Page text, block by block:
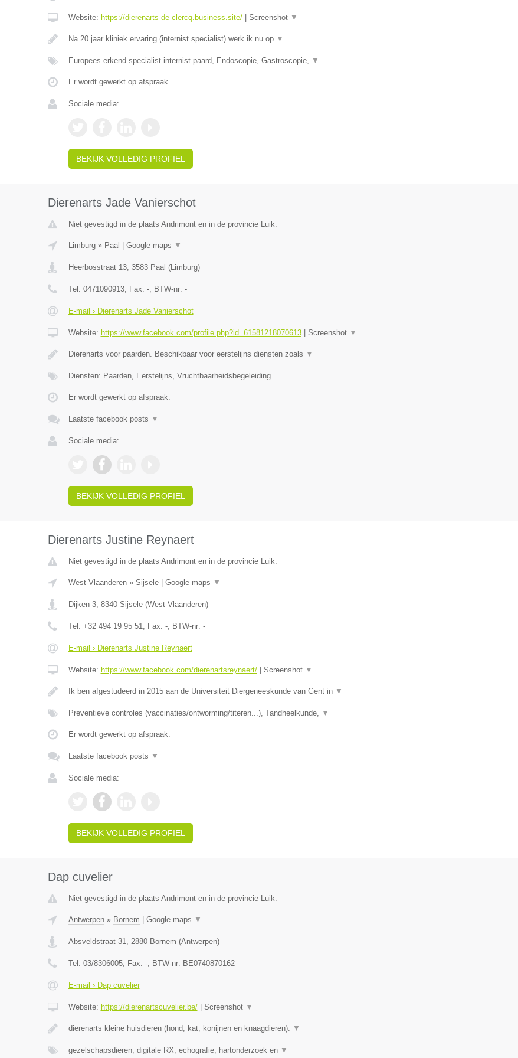
Website: https://dierenarts-de-clercq.business.site/| Screenshot ▼
Na 20 jaar kliniek ervaring (internist specialist) werk ik nu op ▼
Europees erkend specialist internist paard, Endoscopie, Gastroscopie, ▼
Er wordt gewerkt op afspraak.
Sociale media:
BEKIJK VOLLEDIG PROFIEL
Dierenarts Jade Vanierschot
Niet gevestigd in de plaats Andrimont en in de provincie Luik.
Limburg» Paal Google maps ▼
Heerbosstraat 13, 3583 Paal (Limburg)
Tel: 0471090913, Fax: -, BTW-nr: -
E-mail › Dierenarts Jade Vanierschot
Website: https://www.facebook.com/profile.php?id=61581218070613| Screenshot ▼
Dierenarts voor paarden. Beschikbaar voor eerstelijns diensten zoals ▼
Diensten: Paarden, Eerstelijns, Vruchtbaarheidsbegeleiding
Er wordt gewerkt op afspraak.
Laatste facebook posts ▼
Sociale media:
BEKIJK VOLLEDIG PROFIEL
Dierenarts Justine Reynaert
Niet gevestigd in de plaats Andrimont en in de provincie Luik.
West-Vlaanderen» Sijsele| Google maps ▼
Dijken 3, 8340 Sijsele(West-Vlaanderen)
Tel: +32 494 19 95 51, Fax: -, BTW-nr: -
E-mail › Dierenarts Justine Reynaert
Website: https://www.facebook.com/dierenartsreynaert/| Screenshot ▼
Ik ben afgestudeerd in 2015 aan de Universiteit Diergeneeskunde van Gent in ▼
Preventieve controles (vaccinaties/ontworming/titeren...), Tandheelkunde, ▼
Er wordt gewerkt op afspraak.
Laatste facebook posts ▼
Sociale media:
BEKIJK VOLLEDIG PROFIEL
Dap cuvelier
Niet gevestigd in de plaats Andrimont en in de provincie Luik.
Antwerpen» Bornem Google maps ▼
Absveldstraat 31, 2880 Bornem (Antwerpen)
Tel: 03/8306005, Fax: -, BTW-nr: BE0740870162
E-mail › Dap cuvelier
Website: https://dierenartscuvelier.be/| Screenshot ▼
dierenarts kleine huisdieren (hond, kat, konijnen en knaagdieren). ▼
gezelschapsdieren, digitale RX, echografie, hartonderzoek en ▼